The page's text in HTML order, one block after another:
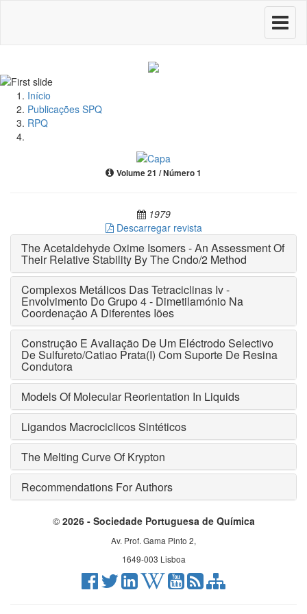
Toggle
Início
Publicações SPQ
RPQ
Volume 21 / Número 1
1979
Descarregar revista
The Acetaldehyde Oxime Isomers - An Assessment Of
Their Relative Stability By The Cndo/2 Method
Complexos Metálicos Das Tetraciclinas Iv -
Envolvimento Do Grupo 4 - Dimetilamónio Na
Coordenação A Diferentes Iões
Construção E Avaliação De Um Eléctrodo Selectivo
De Sulfureto/Catiao Prata(I) Com Suporte De Resina
Condutora
Models Of Molecular Reorientation In Liquids
Ligandos Macrociclicos Sintéticos
The Melting Curve Of Krypton
Recommendations For Authors
© 2026 - Sociedade Portuguesa de Química
Av. Prof. Gama Pinto 2,
1649-003 Lisboa